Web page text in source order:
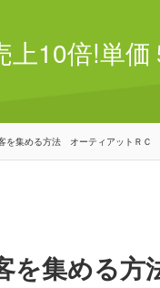
10倍!単価
を集める方法 オーティアットＲＣ
を集める